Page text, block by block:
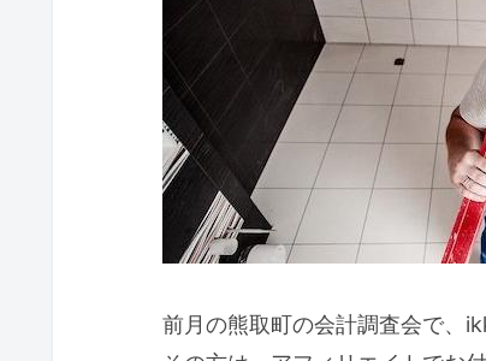
前月の熊取町の会計調査会で、